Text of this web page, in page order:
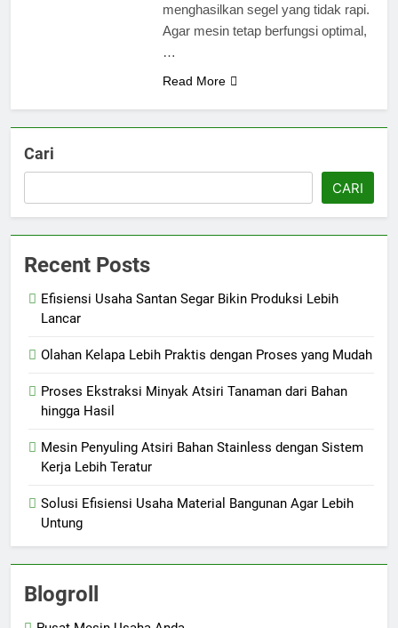
menghasilkan segel yang tidak rapi.
Agar mesin tetap berfungsi optimal,
…
Read More
Cari
CARI
Recent Posts
Efisiensi Usaha Santan Segar Bikin Produksi Lebih
Lancar
Olahan Kelapa Lebih Praktis dengan Proses yang Mudah
Proses Ekstraksi Minyak Atsiri Tanaman dari Bahan
hingga Hasil
Mesin Penyuling Atsiri Bahan Stainless dengan Sistem
Kerja Lebih Teratur
Solusi Efisiensi Usaha Material Bangunan Agar Lebih
Untung
Blogroll